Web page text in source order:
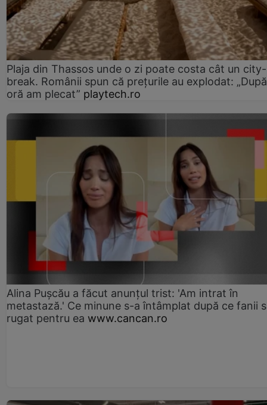
Plaja din Thassos unde o zi poate costa cât un city-
break. Românii spun că prețurile au explodat:
oră am plecat” playtech.ro
Alina Pușcău a făcut anunțul trist: 'Am intrat în
metastază.' Ce minune s-a întâmplat după ce fanii
rugat pentru ea www.cancan.ro